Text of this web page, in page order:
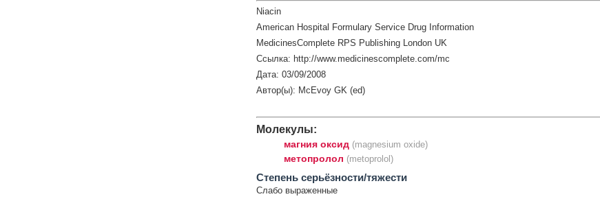
Niacin
American Hospital Formulary Service Drug Information
MedicinesComplete RPS Publishing London UK
Ссылка: http://www.medicinescomplete.com/mc
Дата: 03/09/2008
Автор(ы): McEvoy GK (ed)
Молекулы:
магния оксид (magnesium oxide)
метопролол (metoprolol)
Cтепень серьёзности/тяжести
Слабо выраженные